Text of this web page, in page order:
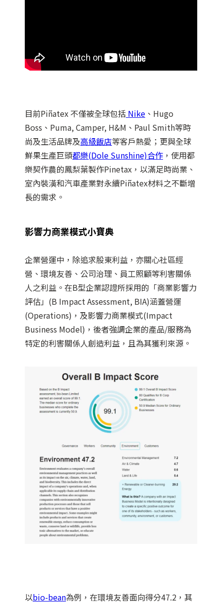
目前Piñatex 不僅被全球包括 Nike 、Hugo
Boss、Puma, Camper, H&M、Paul Smith等時
尚及生活品牌及高級飯店等客戶熱愛；更與全球
鮮果生產巨頭都樂(Dole Sunshine)合作 ，使用都
樂契作農的鳳梨葉製作Pinetax，以滿足時尚業、
室內裝潢和汽車產業對永續Piñatex材料之不斷增
長的需求。
影響力商業模式小寶典
企業營運中，除追求股東利益，亦關心社區經
營、環境友善、公司治理、員工照顧等利害關係
人之利益。在B型企業認證所採用的「商業影響力
評估」(B Impact Assessment, BIA)涵蓋營運
(Operations)，及影響力商業模式(Impact
Business Model)，後者強調企業的產品/服務為
特定的利害關係人創造利益，且為其獲利來源。
以bio-bean為例，在環境友善面向得分47.2，其